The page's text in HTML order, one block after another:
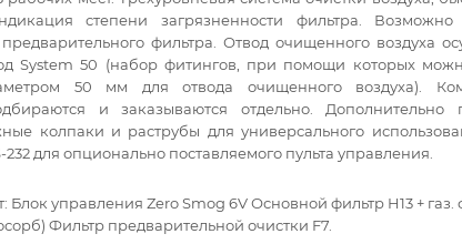
степени загрязненности фильтра.
фильтра. Отвод очищенного воздуха
System 50 (набор фитингов, при помощи которых
50 мм для отвода очищенного воздуха).
и заказываются отдельно. Дополнительно
колпаки и раструбы для универсального
для опционально поставляемого пульта управления.
Блок управления Zero Smog 6V Основной фильтр H13 + газ.
Фильтр предварительной очистки F7.